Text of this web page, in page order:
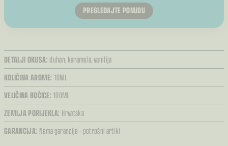
PREGLEDAJTE PONUDU
DETALJI OKUSA: duhan,karamela,vanilija
KOLIČINA AROME: 10ML
VELIČINA BOČICE: 100ML
ZEMLJA PORIJEKLA: Hrvatska
GARANCIJA: Nema garancije – potrošni artikl